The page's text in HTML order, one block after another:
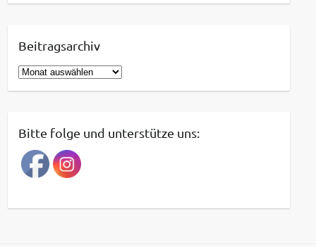
Beitragsarchiv
B
e
r
a
g
a
Bitte folge und unterstütze uns: